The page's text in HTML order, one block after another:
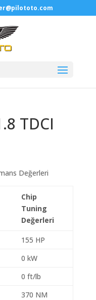
TDCI
Değerleri
Chip
Tuning
Değerleri
155 HP
0 kW
0 ft/lb
370 NM